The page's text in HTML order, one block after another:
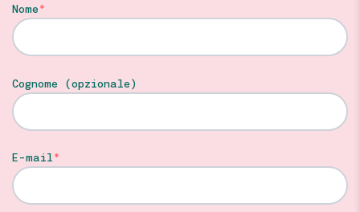
Nome
Cognome (opzionale)
E-mail